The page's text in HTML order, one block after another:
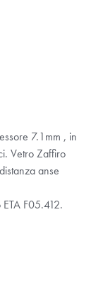
7.1mm , in
Vetro Zaffiro
anse
F05.412.